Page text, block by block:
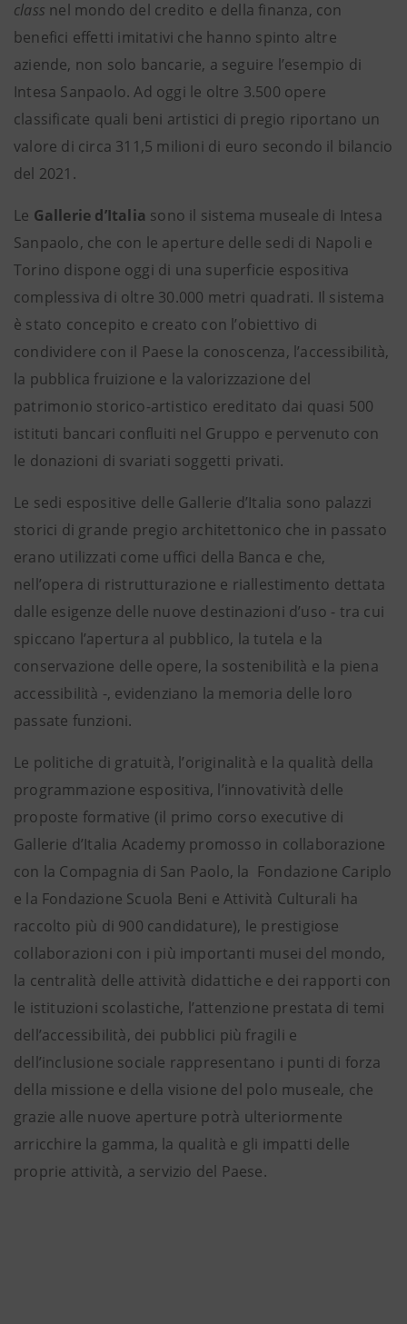
class nel mondo del credito e della finanza, con
benefici effetti imitativi che hanno spinto altre
aziende, non solo bancarie, a seguire l’esempio di
Intesa Sanpaolo. Ad oggi le oltre 3.500 opere
classificate quali beni artistici di pregio riportano un
valore di circa 311,5 milioni di euro secondo il bilancio
del 2021.
Le Gallerie d’Italia sono il sistema museale di Intesa
Sanpaolo, che con le aperture delle sedi di Napoli e
Torino dispone oggi di una superficie espositiva
complessiva di oltre 30.000 metri quadrati. Il sistema
è stato concepito e creato con l’obiettivo di
condividere con il Paese la conoscenza, l’accessibilità,
la pubblica fruizione e la valorizzazione del
patrimonio storico-artistico ereditato dai quasi 500
istituti bancari confluiti nel Gruppo e pervenuto con
le donazioni di svariati soggetti privati.
Le sedi espositive delle Gallerie d’Italia sono palazzi
storici di grande pregio architettonico che in passato
erano utilizzati come uffici della Banca e che,
nell’opera di ristrutturazione e riallestimento dettata
dalle esigenze delle nuove destinazioni d’uso - tra cui
spiccano l’apertura al pubblico, la tutela e la
conservazione delle opere, la sostenibilità e la piena
accessibilità -, evidenziano la memoria delle loro
passate funzioni.
Le politiche di gratuità, l’originalità e la qualità della
programmazione espositiva, l’innovatività delle
proposte formative (il primo corso executive di
Gallerie d’Italia Academy promosso in collaborazione
con la Compagnia di San Paolo, la Fondazione Cariplo
e la Fondazione Scuola Beni e Attività Culturali ha
raccolto più di 900 candidature), le prestigiose
collaborazioni con i più importanti musei del mondo,
la centralità delle attività didattiche e dei rapporti con
le istituzioni scolastiche, l’attenzione prestata di temi
dell’accessibilità, dei pubblici più fragili e
dell’inclusione sociale rappresentano i punti di forza
della missione e della visione del polo museale, che
grazie alle nuove aperture potrà ulteriormente
arricchire la gamma, la qualità e gli impatti delle
proprie attività, a servizio del Paese.